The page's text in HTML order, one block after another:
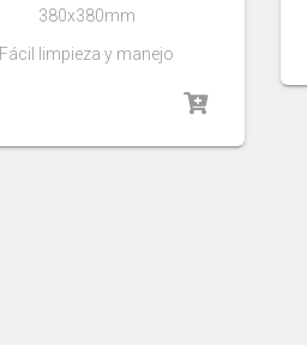
380x380mm
Fácil limpieza y manejo